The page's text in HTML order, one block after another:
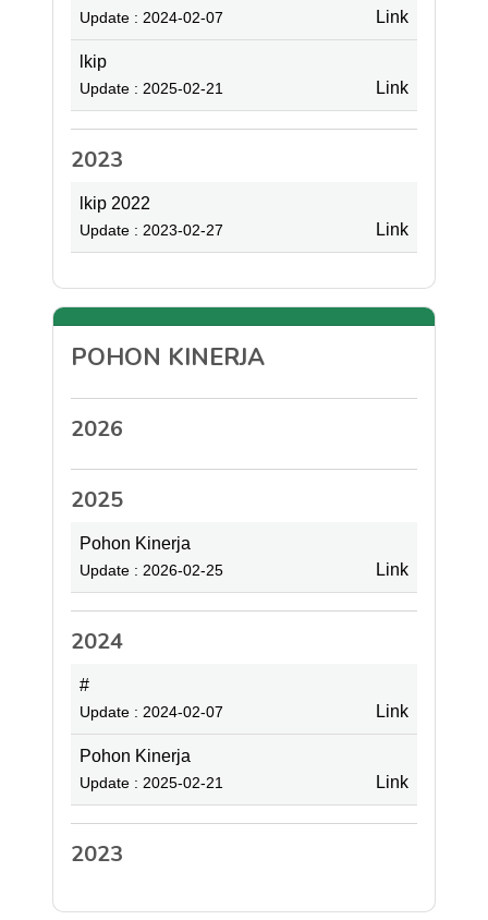
Update : 2024-02-07 Link
lkip
Update : 2025-02-21 Link
2023
lkip 2022
Update : 2023-02-27 Link
POHON KINERJA
2026
2025
Pohon Kinerja
Update : 2026-02-25 Link
2024
#
Update : 2024-02-07 Link
Pohon Kinerja
Update : 2025-02-21 Link
2023